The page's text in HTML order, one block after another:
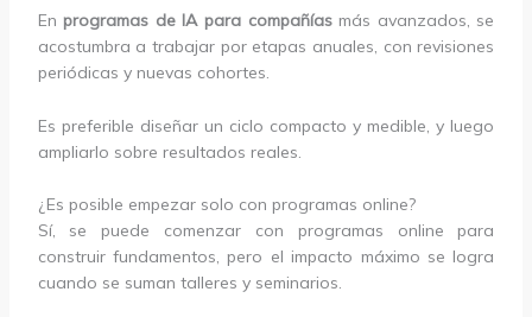
Enprogramas de IA para compañíasmás avanzados, se
acostumbra a trabajar por etapas anuales, con revisiones
periódicas y nuevas cohortes.
Es preferible diseñar un ciclo compacto y medible, y luego
ampliarlo sobre resultados reales.
¿Es posible empezar solo con programas online?
Sí, se puede comenzar con programas online para
construir fundamentos, pero el impacto máximo se logra
cuando se suman talleres y seminarios.